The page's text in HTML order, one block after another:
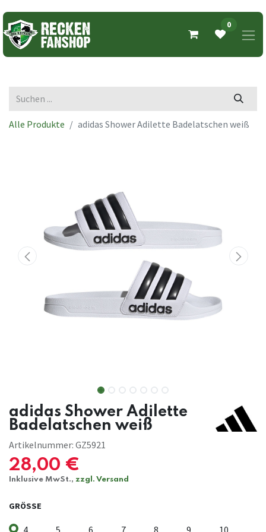
0
Alle Produkte adidas Shower Adilette Badelatschen weiß
adidas Shower Adilette
Badelatschen weiß
Artikelnummer: GZ5921
28,00 €
Inklusive MwSt., zzgl. Versand
GRÖSSE
4 5 6 7 8 9 10